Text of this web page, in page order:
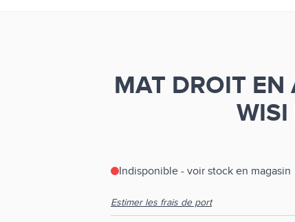
MAT DROIT EN
Indisponible - voir stock en magasin
Estimer les frais de port